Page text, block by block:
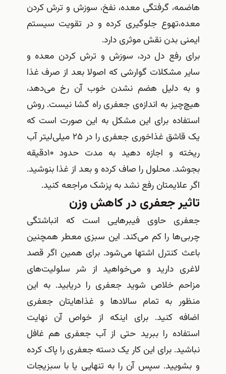
هاضمه، گرفتگی معده، نفخ، سوزش و ترش کردن
معده،تهوع جلوگیری کرده و در تقویت سیستم
ایمنی بدن نقش موثری دارد.
برای رفع دل درد، سوزش و ترش کردن معده و
سایر مشکلات گوارشی که اصولا بعد از صرف غذا
و به دلیل هضم نشدن خوب آن رخ می‌دهد،
هیچ‌چیز به اندازه‌ی جعفری راه گشا نیست. روش
استفاده برای این مشکل به این صورت است که
یک قاشق غذاخوری جعفری را در ۲۵ میلی‌لیتر آب
ریخته و اجازه دهید به مدت حدود ۱۰دقیقه
بجوشد. محلول را صاف کرده و بعد از غذا بنوشید.
اگر علایمتان رفع نشد به پزشک مراجعه کنید.
تاثیر جعفری در کاهش وزن
جعفری حاوی فیبرهایی است که انباشتگی
چربی‌ها را کم می‌کند. این سبزی معطر همچنین
باعث کنترل اشتها می‌شود. برای همین اگر قصد
لاغری دارید و می‌خواهید از شر سلولیت‌های
مزاحم خلاص شوید جعفری را دریابید. به این
منظور به تمام سالادها و غذاهایتان جعفری
اضافه کنید. برای اینکه از خواص آن نهایت
استفاده را ببرید حتی از آب جعفری هم غافل
نباشید. برای این کار یک دسته جعفری را پاک کرده
و بشویید. سپس آن را به تنهایی یا با سبزیجات